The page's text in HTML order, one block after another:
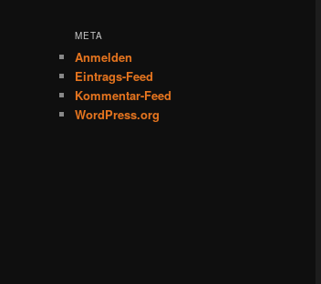
META
Anmelden
Eintrags-Feed
Kommentar-Feed
WordPress.org